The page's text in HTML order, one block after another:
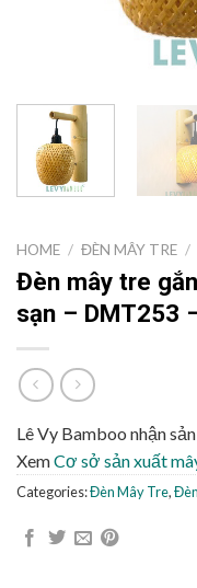
HOME / ĐÈN MÂY TRE /
Đèn mây tre
sạn – DMT253
Lê Vy Bamboo nhận
XemCơ sở sản xuất
Categories:Đèn Mây Tre,